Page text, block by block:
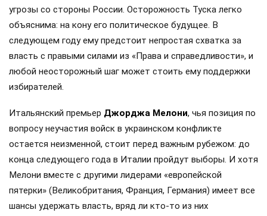
угрозы со стороны России. Осторожность Туска легко
объяснима: на кону его политическое будущее. В
следующем году ему предстоит непростая схватка за
власть с правыми силами из «Права и справедливости», и
любой неосторожный шаг может стоить ему поддержки
избирателей.
Итальянский премьер Джорджа Мелони, чья позиция по
вопросу неучастия войск в украинском конфликте
остается неизменной, стоит перед важным рубежом: до
конца следующего года в Италии пройдут выборы. И хотя
Мелони вместе с другими лидерами «европейской
пятерки» (Великобритания, Франция, Германия) имеет все
шансы удержать власть, вряд ли кто-то из них